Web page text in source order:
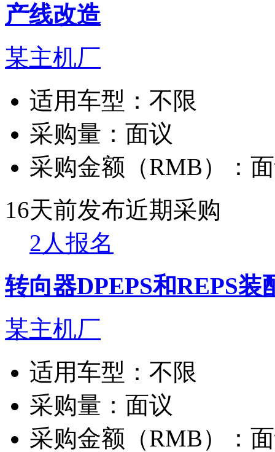
产线改造
某主机厂
适用车型： 不限
采购量： 面议
采购金额（RMB）：
16天前发布近期采购
2人报名
转向器DPEPS和REPS装
某主机厂
适用车型： 不限
采购量： 面议
采购金额（RMB）：